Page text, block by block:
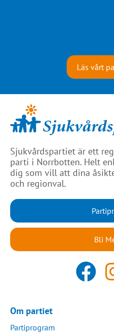
Läs vårt
Sjukvårdspartiet är ett
parti i Norrbotten. Helt
dig som vill att dina
och regionval.
Bli
Om partiet
Partiprogram